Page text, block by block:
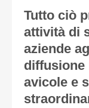
Tutto ciò
attività di
aziende
diffusione
avicole e